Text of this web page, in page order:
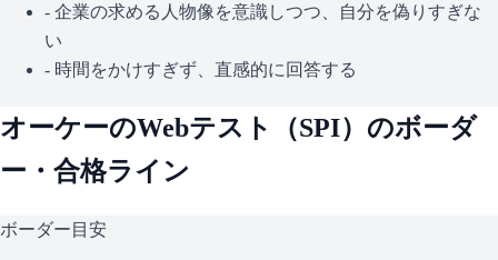
- 企業の求める人物像を意識しつつ、自分を偽りすぎな
い
- 時間をかけすぎず、直感的に回答する
オーケーのWebテスト（SPI）のボーダ
ー・合格ライン
ボーダー目安